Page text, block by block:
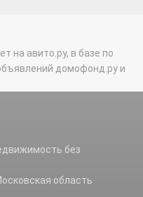
на авито.ру, в базе по
домофонд.ру и
без
область